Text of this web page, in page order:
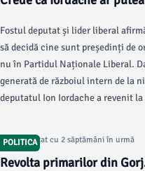
Fostul deputat și lider liberal
să decidă cine sunt președinți de
nu în Partidul Naționale Liberal.
generată de războiul intern de la
deputatul Ion Iordache a revenit
POLITICA
Articol postat cu 2 săptămâni în urmă
Revolta primarilor din